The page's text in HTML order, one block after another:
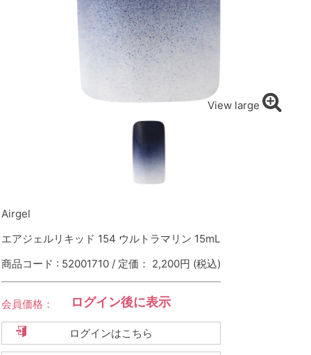
View large
Airgel
エアジェルリキッド 154 ウルトラマリン 15mL
商品コード : 52001710 / 定価： 2,200円 (税込)
会員価格： ログイン後に表示
ログインはこちら